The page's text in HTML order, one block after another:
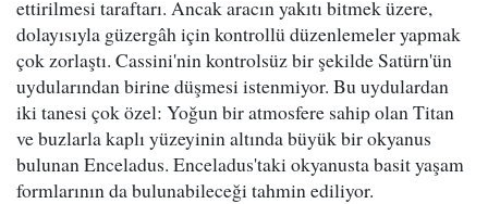
ettirilmesi taraftarı. Ancak aracın yakıtı bitmek üzere,
dolayısıyla güzergâh için kontrollü düzenlemeler yapmak
çok zorlaştı. Cassini'nin kontrolsüz bir şekilde Satürn'ün
uydularından birine düşmesi istenmiyor. Bu uydulardan
iki tanesi çok özel: Yoğun bir atmosfere sahip olan Titan
ve buzlarla kaplı yüzeyinin altında büyük bir okyanus
bulunan Enceladus. Enceladus'taki okyanusta basit yaşam
formlarının da bulunabileceği tahmin ediliyor.